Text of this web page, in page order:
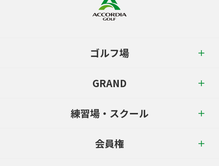
ゴルフ場
GRAND
練習場・スクール
会員権